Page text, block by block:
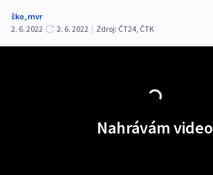
ško,mvr
2. 6. 2022
2. 6. 2022 | Zdroj: ČT24, ČTK
Nahrávám video